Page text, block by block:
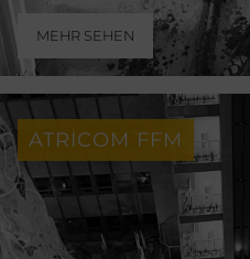
MEHR SEHEN
ATRICOM FFM